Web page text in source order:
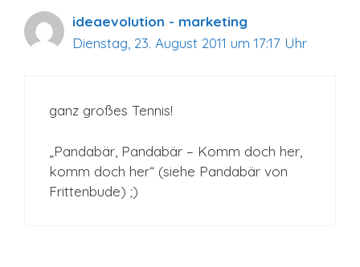
ideaevolution - marketing
Dienstag, 23. August 2011 um 17:17 Uhr
ganz großes Tennis!
„Pandabär, Pandabär – Komm doch her,
komm doch her“ (siehe Pandabär von
Frittenbude) ;)